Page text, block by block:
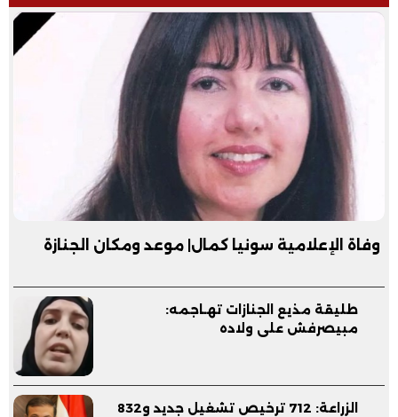
وفاة الإعلامية سونيا كمال| موعد ومكان الجنازة
طليقة مذيع الجنازات تهـاجمه:
مبيصرفش على ولاده
الزراعة: 712 ترخيص تشغيل جديد و832